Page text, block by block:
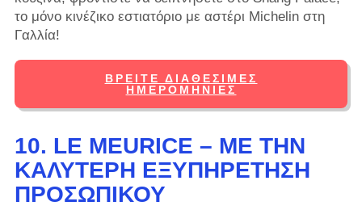
το μόνο κινέζικο εστιατόριο με αστέρι Michelin στη
Γαλλία!
ΒΡΕΊΤΕ ΔΙΑΘΈΣΙΜΕΣ
ΗΜΕΡΟΜΗΝΊΕΣ
10. LE MEURICE – ΜΕ ΤΗΝ
ΚΑΛΎΤΕΡΗ ΕΞΥΠΗΡΈΤΗΣΗ
ΠΡΟΣΩΠΙΚΟΎ